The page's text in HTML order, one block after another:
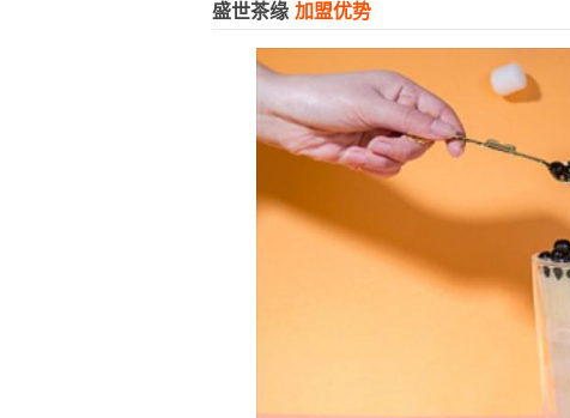
盛世茶缘 加盟优势